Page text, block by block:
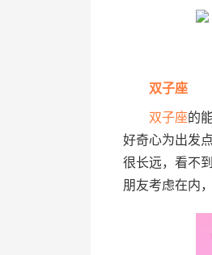
双子座
双子座的
好奇心为出发
很长远，看不
朋友考虑在内